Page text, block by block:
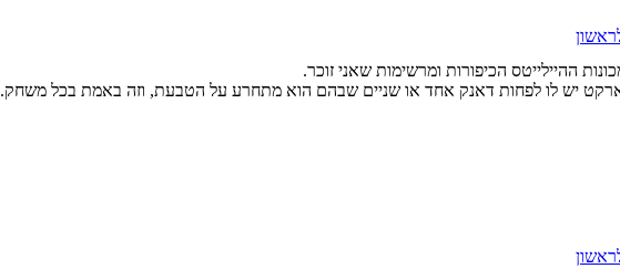
ההיילייטס הכיפורות ומרשימות שאני זוכר.
יש לו לפחות דאנק אחד או שניים שבהם הוא מתחרע על הטבעת, וזה באמת בכל משחק.